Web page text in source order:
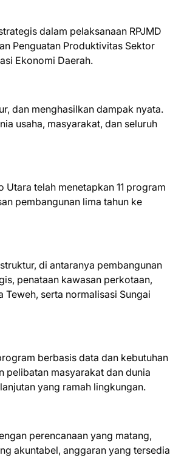
dalam pelaksanaan RPJMD
Penguatan Produktivitas Sektor
Ekonomi Daerah.
dan menghasilkan dampak nyata.
usaha, masyarakat, dan seluruh
telah menetapkan 11 program
pembangunan lima tahun ke
di antaranya pembangunan
penataan kawasan perkotaan,
Teweh, serta normalisasi Sungai
berbasis data dan kebutuhan
pelibatan masyarakat dan dunia
yang ramah lingkungan.
perencanaan yang matang,
akuntabel, anggaran yang tersedia